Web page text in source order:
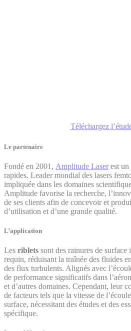
Téléchargez
Le partenaire
Fondé en 2001, Amplitude Laser est
rapides. Leader mondial des lasers
impliquée dans les domaines
Amplitude favorise la recherche,
de ses clients afin de concevoir et
d’utilisation et d’une grande qualité.
L’application
Les riblets sont des rainures de surface
requin, réduisant la traînée des fluides
des flux turbulents. Alignés avec
de performance significatifs dans
et d’autres domaines. Cependant, leur
de facteurs tels que la vitesse de
surface, nécessitant des études et des
spécifique.